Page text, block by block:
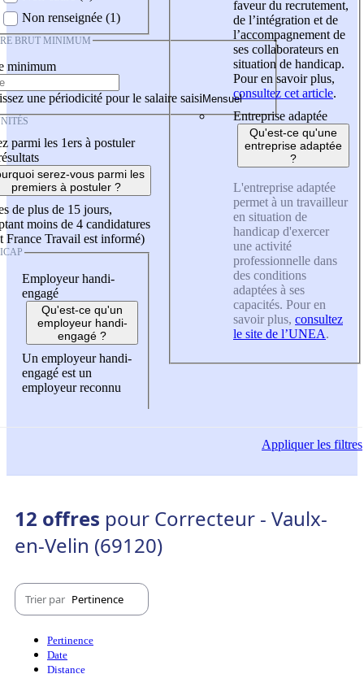
Non renseignée (1)
BRUT MINIMUM
minimum
une périodicité pour le salaire saisi
parmi les 1ers à postuler
serez-vous parmi les
premiers à postuler ?
de plus de 15 jours,
moins de 4 candidatures
France Travail est informé)
Employeur handi-
engagé
Qu'est-ce qu'un
employeur handi-
engagé ?
Un employeur handi-
engagé est un
employeur reconnu
faveur du recrutement,
de l’intégration et de
l’accompagnement de
ses collaborateurs en
situation de handicap.
Pour en savoir plus,
consultez cet article.
Entreprise adaptée
Qu'est-ce qu'une
entreprise adaptée
?
L'entreprise adaptée
permet à un travailleur
en situation de
handicap d'exercer
une activité
professionnelle dans
des conditions
adaptées à ses
capacités. Pour en
savoir plus, consultez
le site de l’UNEA.
Appliquerles filtres
12 offres pour Correcteur - Vaulx-
en-Velin (69120)
Trier par Pertinence
Pertinence
Date
Distance